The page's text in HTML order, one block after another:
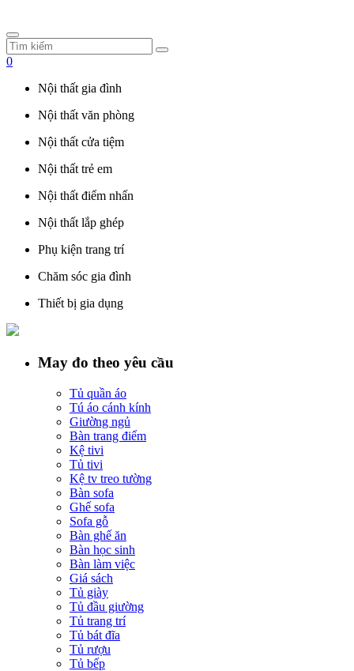
0
Nội thất gia đình
Nội thất văn phòng
Nội thất cửa tiệm
Nội thất trẻ em
Nội thất điểm nhấn
Nội thất lắp ghép
Phụ kiện trang trí
Chăm sóc gia đình
Thiết bị gia dụng
May đo theo yêu cầu
Tủ quần áo
Tú áo cánh kính
Giường ngủ
Bàn trang điểm
Kệ tivi
Tủ tivi
Kệ tv treo tường
Bàn sofa
Ghế sofa
Sofa gỗ
Bàn ghế ăn
Bàn học sinh
Bàn làm việc
Giá sách
Tủ giày
Tủ đầu giường
Tủ trang trí
Tủ bát đĩa
Tủ rượu
Tủ bếp